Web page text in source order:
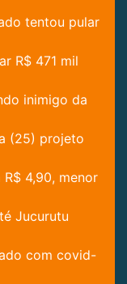
tentou pular
R$ 471 mil
inimigo da
(25) projeto
4,90, menor
Jucurutu
com covid-